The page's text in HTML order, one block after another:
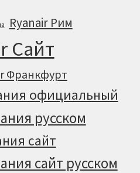
Ryanair Рим
Сайт
Франкфурт
официальный
русском
сайт
сайт русском